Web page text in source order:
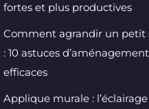
fortes et plus productives
Comment agrandir un petit
: 10 astuces d’aménagement
efficaces
Applique murale : l’éclairage